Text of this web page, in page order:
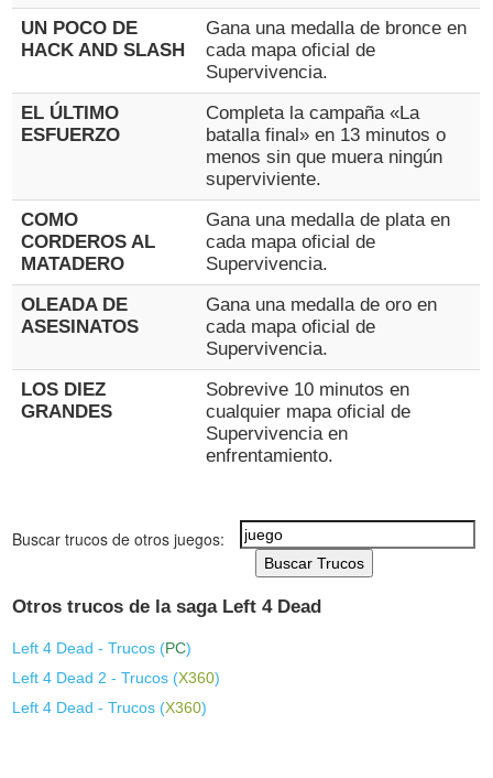
UN POCO DE
HACK AND SLASH
Gana una medalla de bronce en
cada mapa oficial de
Supervivencia.
EL ÚLTIMO
ESFUERZO
Completa la campaña «La
batalla final» en 13 minutos o
menos sin que muera ningún
superviviente.
COMO
CORDEROS AL
MATADERO
Gana una medalla de plata en
cada mapa oficial de
Supervivencia.
OLEADA DE
ASESINATOS
Gana una medalla de oro en
cada mapa oficial de
Supervivencia.
LOS DIEZ
GRANDES
Sobrevive 10 minutos en
cualquier mapa oficial de
Supervivencia en
enfrentamiento.
Buscar trucos de otros juegos:
Buscar Trucos
Otros trucos de la saga Left 4 Dead
Left 4 Dead - Trucos (PC)
Left 4 Dead 2 - Trucos (X360)
Left 4 Dead - Trucos (X360)